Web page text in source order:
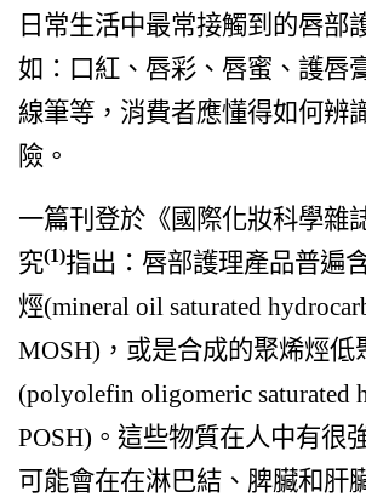
日常生活中最常接觸到的唇部
如：口紅、唇彩、唇蜜、護唇
線筆等，消費者應懂得如何辨
險。
一篇刊登於《國際化妝科學雜
究(1)指出：唇部護理產品普遍
烴(mineral oil saturated
MOSH)，或是合成的聚烯烴低
(polyolefin oligomeric saturated
POSH)。這些物質在人中有很
可能會在在淋巴結、脾臟和肝